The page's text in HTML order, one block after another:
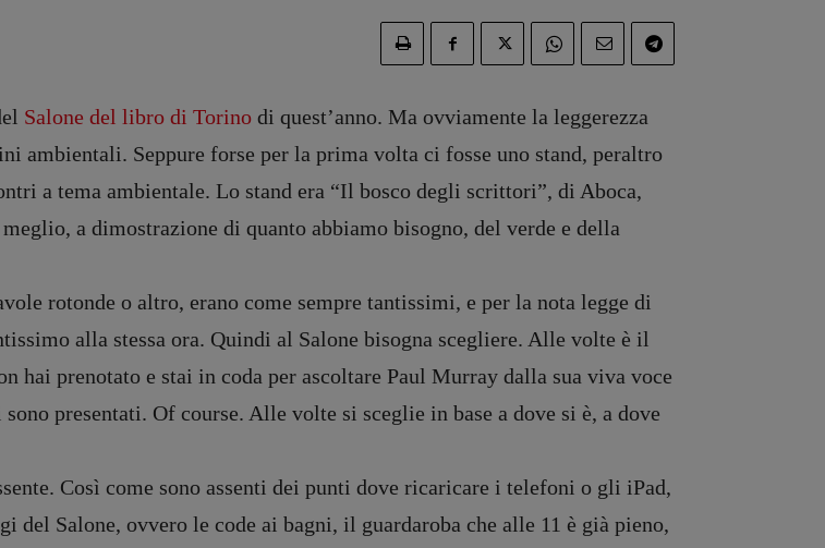
Salone del libro di Torino di quest’anno. Ma ovviamente la leggerezza
ambientali. Seppure forse per la prima volta ci fosse uno stand, peraltro
a tema ambientale. Lo stand era “Il bosco degli scrittori”, di Aboca,
a dimostrazione di quanto abbiamo bisogno, del verde e della
rotonde o altro, erano come sempre tantissimi, e per la nota legge di
alla stessa ora. Quindi al Salone bisogna scegliere. Alle volte è il
hai prenotato e stai in coda per ascoltare Paul Murray dalla sua viva voce
presentati. Of course. Alle volte si sceglie in base a dove si è, a dove
Così come sono assenti dei punti dove ricaricare i telefoni o gli iPad,
del Salone, ovvero le code ai bagni, il guardaroba che alle 11 è già pieno,